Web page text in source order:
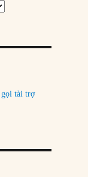
gọi tài trợ